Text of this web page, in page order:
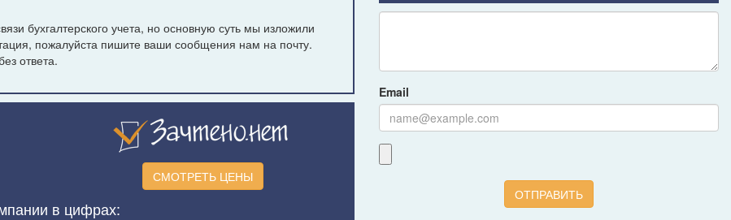
бухгалтерского учета, но основную суть мы изложили
пожалуйста пишите ваши сообщения нам на почту.
ответа.
СМОТРЕТЬ ЦЕНЫ
в цифрах:
Email